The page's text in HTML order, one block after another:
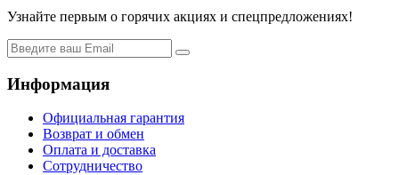
Узнайте первым о горячих акциях и спецпредложениях!
Информация
Официальная гарантия
Возврат и обмен
Оплата и доставка
Сотрудничество